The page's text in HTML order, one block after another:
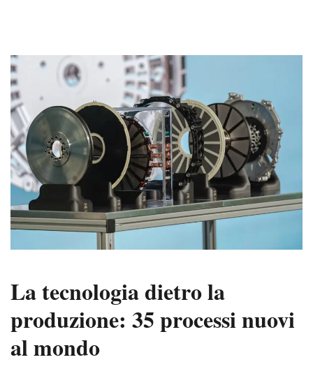
La tecnologia dietro la
produzione: 35 processi nuovi
al mondo